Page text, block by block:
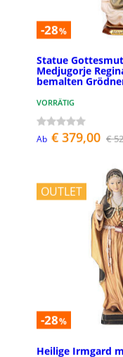
-28%
Statue
Medjugorje
bemalten
VORRÄTIG
Ab € 379,00 €
OUTLET
-28%
Heilige Irmgard